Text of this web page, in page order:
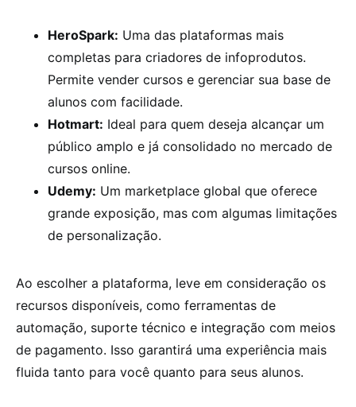
HeroSpark: Uma das plataformas mais
completas para criadores de infoprodutos.
Permite vender cursos e gerenciar sua base de
alunos com facilidade.
Hotmart: Ideal para quem deseja alcançar um
público amplo e já consolidado no mercado de
cursos online.
Udemy: Um marketplace global que oferece
grande exposição, mas com algumas limitações
de personalização.
Ao escolher a plataforma, leve em consideração os
recursos disponíveis, como ferramentas de
automação, suporte técnico e integração com meios
de pagamento. Isso garantirá uma experiência mais
fluida tanto para você quanto para seus alunos.